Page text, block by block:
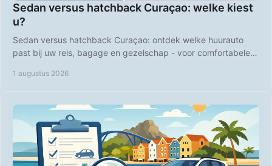
Sedan versus hatchback Curaçao: welke kiest
u?
Sedan versus hatchback Curaçao: ontdek welke huurauto
past bij uw reis, bagage en gezelschap - voor comfortabele
1 augustus 2026